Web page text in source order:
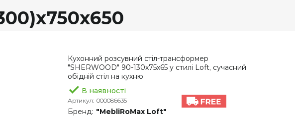
Кухонний розсувний стіл-трансформер
"SHERWOOD" 90-130х75х65 у стилі Loft, сучасний
обідній стіл на кухню
В наявності
Артикул: 000086635
Бренд: "MebliRoMax Loft"